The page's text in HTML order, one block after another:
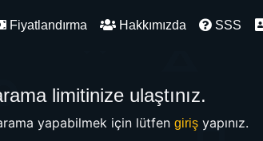
Fiyatlandırma Hakkımızda SSS
limitinize ulaştınız.
yapabilmek için lütfen girişyapınız.